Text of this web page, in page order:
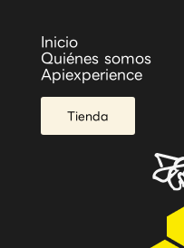
Inicio
Quiénes somos
Apiexperience
Tienda